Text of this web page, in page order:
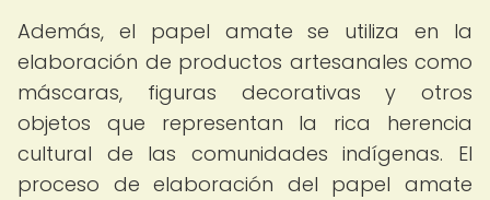
Además, el papel amate se utiliza en la
elaboración de productos artesanales como
máscaras, figuras decorativas y otros
objetos que representan la rica herencia
cultural de las comunidades indígenas. El
proceso de elaboración del papel amate